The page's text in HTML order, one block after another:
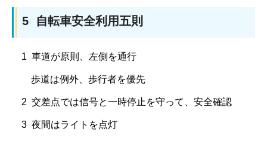
5 自転車安全利用五則
1 車道が原則、左側を通行
歩道は例外、歩行者を優先
2 交差点では信号と一時停止を守って、安全確認
3 夜間はライトを点灯